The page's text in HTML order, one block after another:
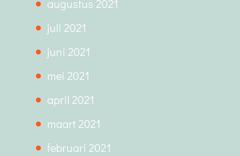
augustus 2021
juli 2021
juni 2021
mei 2021
april 2021
maart 2021
februari 2021